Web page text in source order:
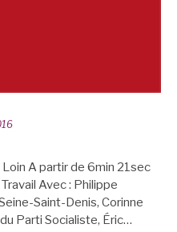
A partir de 6min 21sec
Avec : Philippe
Saint-Denis, Corinne
Parti Socialiste, Éric…